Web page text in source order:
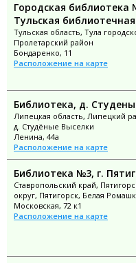
Городская
Тульская
Тульская область, Тула
Пролетарский район
Бондаренко, 11
Расположение на карте
Библиотека, д.
Липецкая область, Липецкий
д. Студёные Выселки
Ленина, 44а
Расположение на карте
Библиотека №3, г.
Ставропольский край,
округ, Пятигорск, Белая
Московская, 72 к1
Расположение на карте